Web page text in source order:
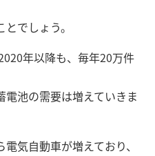
でしょう。
年以降も、毎年20万件
池の需要は増えていきま
気自動車が増えており、